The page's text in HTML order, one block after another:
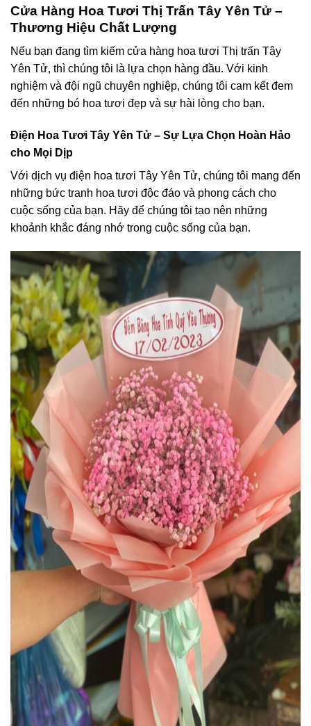
Cửa Hàng Hoa Tươi Thị Trấn Tây Yên Tử –
Thương Hiệu Chất Lượng
Nếu bạn đang tìm kiếm cửa hàng hoa tươi Thị trấn Tây
Yên Tử, thì chúng tôi là lựa chọn hàng đầu. Với kinh
nghiệm và đội ngũ chuyên nghiệp, chúng tôi cam kết đem
đến những bó hoa tươi đẹp và sự hài lòng cho bạn.
Điện Hoa Tươi Tây Yên Tử – Sự Lựa Chọn Hoàn Hảo
cho Mọi Dịp
Với dịch vụ điện hoa tươi Tây Yên Tử, chúng tôi mang đến
những bức tranh hoa tươi độc đáo và phong cách cho
cuộc sống của bạn. Hãy để chúng tôi tạo nên những
khoảnh khắc đáng nhớ trong cuộc sống của bạn.